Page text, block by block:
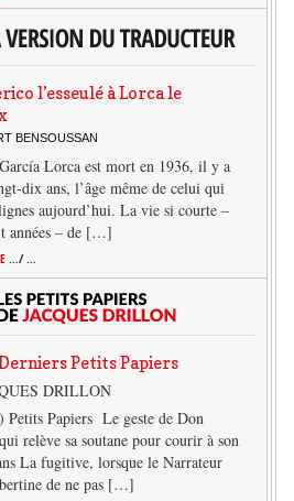
l’esseulé à Lorca le
BENSOUSSAN
Lorca est mort en 1936, il y a
dix ans, l’âge même de celui qui
aujourd’hui. La vie si courte –
années – de […]
.../ ...
Petits Papiers
DRILLON
Petits Papiers Le geste de Don
relève sa soutane pour courir à son
La fugitive, lorsque le Narrateur
de ne pas […]